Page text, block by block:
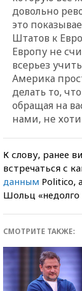
довольно
это
Штатов к
Европу не
всерьез
Америка
делать то,
обращая на
нами, не
К слову, ранее
встречаться с
данным Politico,
Шольц «недолго
СМОТРИТЕ ТАКЖЕ: